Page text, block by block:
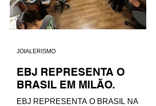
EBJ REPRESENTA O
BRASIL EM MILÃO.
EBJ REPRESENTA O BRASIL NA
JOIALERISMO